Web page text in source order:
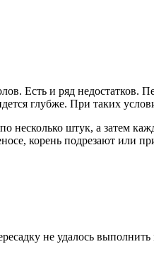
Есть и ряд недостатков.
глубже. При таких
несколько штук, а затем
корень подрезают или
не удалось